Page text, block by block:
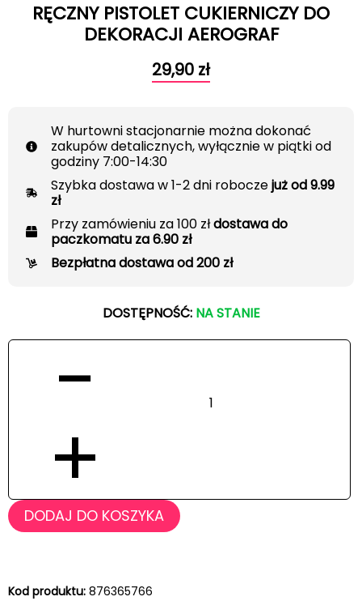
RĘCZNY PISTOLET CUKIERNICZY DO
DEKORACJI AEROGRAF
29,90 zł
W hurtowni stacjonarnie można dokonać
zakupów detalicznych, wyłącznie w piątki od
godziny 7:00-14:30
Szybka dostawa w 1-2 dni roboczejuż od 9.99
zł
Przy zamówieniu za 100 złdostawa do
paczkomatu za 6.90 zł
Bezpłatna dostawa od 200 zł
DOSTĘPNOŚĆ: NA STANIE
−
+
DODAJ DO KOSZYKA
Kod produktu: 876365766